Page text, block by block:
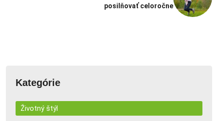
posilňovať celoročne
Kategórie
Životný štýl